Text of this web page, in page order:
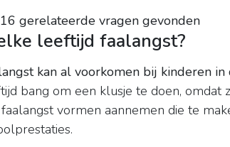
16 gerelateerde vragen gevonden
leeftijd faalangst?
kan al voorkomen bij kinderen
bang om een klusje te doen,
vormen aannemen die te